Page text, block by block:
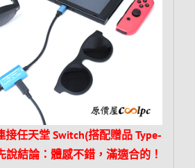
任天堂 Switch(搭配贈品 Type-
說結論：體感不錯，滿適合的！